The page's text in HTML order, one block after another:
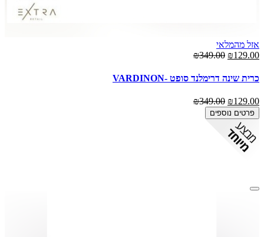
אזל מהמלאי
₪129.00
₪349.00
כרית שינה דרימלנד סופט -VARDINON
₪129.00
₪349.00
פרטים נוספים